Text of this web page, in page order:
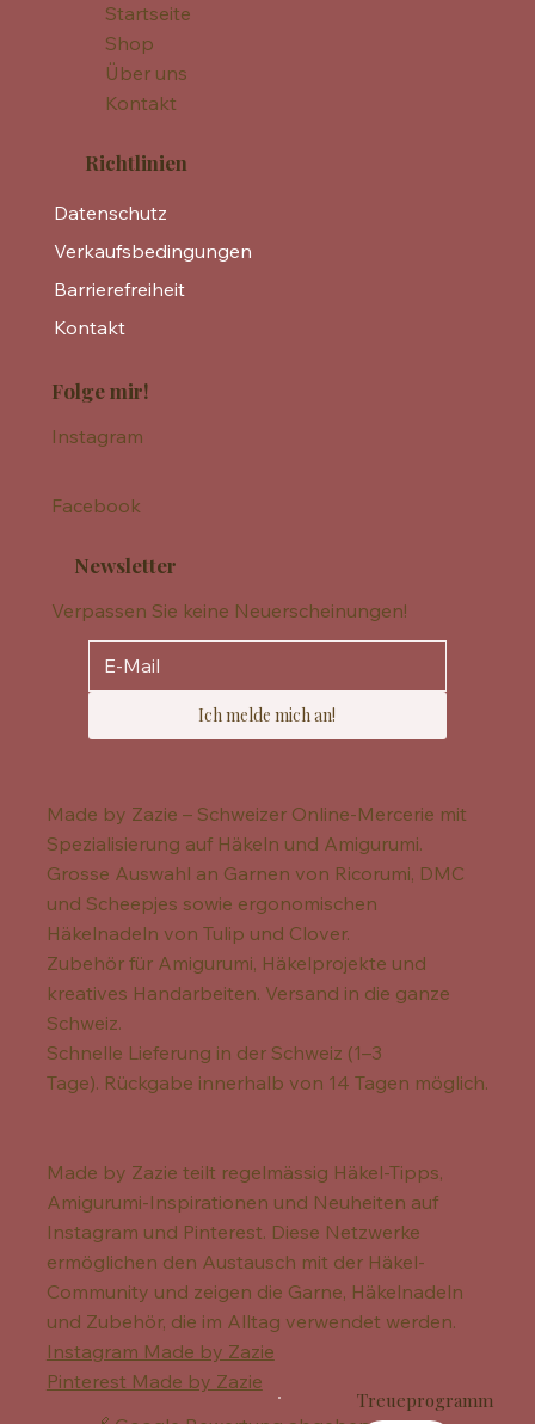
Startseite
Shop
Über uns
Kontakt
Richtlinien
Datenschutz
Verkaufsbedingungen
Barrierefreiheit
Kontakt
Folge mir!
Instagram
Facebook
Newsletter
Verpassen Sie keine Neuerscheinungen!
Ich melde mich an!
Made by Zazie – Schweizer Online-Mercerie mit
Spezialisierung auf Häkeln und Amigurumi.
Grosse Auswahl an Garnen von Ricorumi, DMC
und Scheepjes sowie ergonomischen
Häkelnadeln von Tulip und Clover.
Zubehör für Amigurumi, Häkelprojekte und
kreatives Handarbeiten. Versand in die ganze
Schweiz.
Schnelle Lieferung in der Schweiz (1–3
Tage). Rückgabe innerhalb von 14 Tagen möglich.
Made by Zazie teilt regelmässig Häkel-Tipps,
Amigurumi-Inspirationen und Neuheiten auf
Instagram und Pinterest. Diese Netzwerke
ermöglichen den Austausch mit der Häkel-
Community und zeigen die Garne, Häkelnadeln
und Zubehör, die im Alltag verwendet werden.
Instagram Made by Zazie
Pinterest Made by Zazie
Treueprogramm